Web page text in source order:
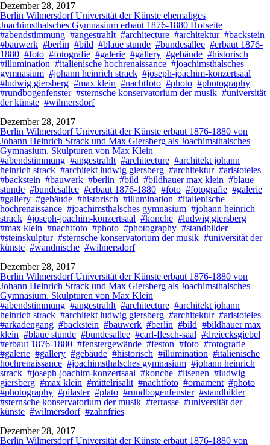
Dezember 28, 2017
Berlin Wilmersdorf Universität der Künste ehemaliges
Joachimsthalsches Gymnasium erbaut 1876-1880 Hofseite
#abendstimmung #angestrahlt #architecture #architektur #backstein
#bauwerk #berlin #bild #blaue stunde #bundesallee #erbaut 1876-
1880 #foto #fotografie #galerie #gallery #gebäude #historisch
#illumination #italienische hochrenaissance #joachimsthalsches
gymnasium #johann heinrich strack #joseph-joachim-konzertsaal
#ludwig giersberg #max klein #nachtfoto #photo #photography
#rundbogenfenster #sternsche konservatorium der musik #universität
der künste #wilmersdorf
Dezember 28, 2017
Berlin Wilmersdorf Universität der Künste erbaut 1876-1880 von
Johann Heinrich Strack und Max Giersberg als Joachimsthalsches
Gymnasium. Skulpturen von Max Klein
#abendstimmung #angestrahlt #architecture #architekt johann
heinrich strack #architekt ludwig giersberg #architektur #aristoteles
#backstein #bauwerk #berlin #bild #bildhauer max klein #blaue
stunde #bundesallee #erbaut 1876-1880 #foto #fotografie #galerie
#gallery #gebäude #historisch #illumination #italienische
hochrenaissance #joachimsthalsches gymnasium #johann heinrich
strack #joseph-joachim-konzertsaal #konche #ludwig giersberg
#max klein #nachtfoto #photo #photography #standbilder
#steinskulptur #sternsche konservatorium der musik #universität der
künste #wandnische #wilmersdorf
Dezember 28, 2017
Berlin Wilmersdorf Universität der Künste erbaut 1876-1880 von
Johann Heinrich Strack und Max Giersberg als Joachimsthalsches
Gymnasium. Skulpturen von Max Klein
#abendstimmung #angestrahlt #architecture #architekt johann
heinrich strack #architekt ludwig giersberg #architektur #aristoteles
#arkadengang #backstein #bauwerk #berlin #bild #bildhauer max
klein #blaue stunde #bundesallee #carl-flesch-saal #dreiecksgiebel
#erbaut 1876-1880 #fenstergewände #feston #foto #fotografie
#galerie #gallery #gebäude #historisch #illumination #italienische
hochrenaissance #joachimsthalsches gymnasium #johann heinrich
strack #joseph-joachim-konzertsaal #konche #lisenen #ludwig
giersberg #max klein #mittelrisalit #nachtfoto #ornament #photo
#photography #pilaster #plato #rundbogenfenster #standbilder
#sternsche konservatorium der musik #terrasse #universität der
künste #wilmersdorf #zahnfries
Dezember 28, 2017
Berlin Wilmersdorf Universität der Künste erbaut 1876-1880 von